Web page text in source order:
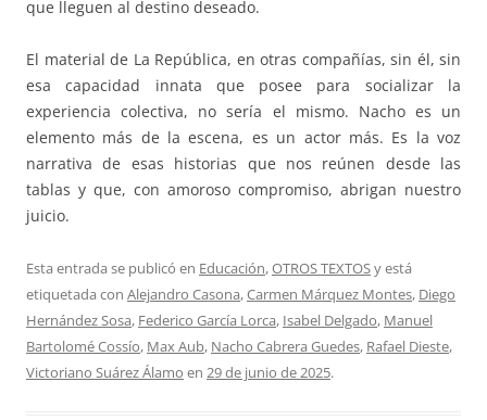
que lleguen al destino deseado.
El material de La República, en otras compañías, sin él, sin
esa capacidad innata que posee para socializar la
experiencia colectiva, no sería el mismo. Nacho es un
elemento más de la escena, es un actor más. Es la voz
narrativa de esas historias que nos reúnen desde las
tablas y que, con amoroso compromiso, abrigan nuestro
juicio.
Esta entrada se publicó en Educación,OTROS TEXTOSy está
etiquetada con Alejandro Casona,Carmen Márquez Montes, Diego
Hernández Sosa, Federico García Lorca, Isabel Delgado, Manuel
Bartolomé Cossío, Max Aub, Nacho Cabrera Guedes, Rafael Dieste,
Victoriano Suárez Álamo en 29 de junio de 2025.